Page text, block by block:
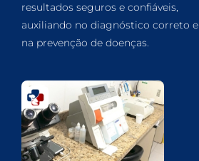
resultados seguros e confiáveis,
auxiliando no diagnóstico correto e
na prevenção de doenças.